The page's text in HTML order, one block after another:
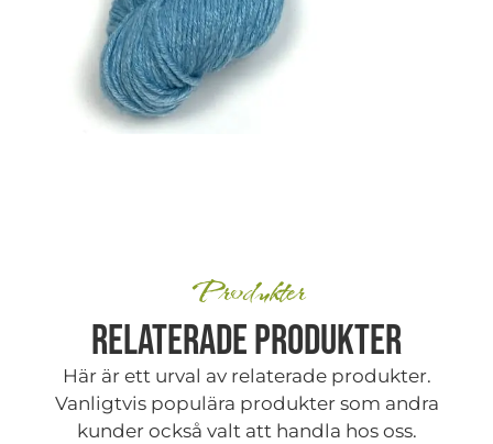
Produkter
Relaterade produkter
Här är ett urval av relaterade produkter.
Vanligtvis populära produkter som andra
kunder också valt att handla hos oss.